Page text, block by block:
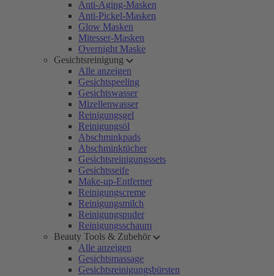
Anti-Aging-Masken
Anti-Pickel-Masken
Glow Masken
Mitesser-Masken
Overnight Maske
Gesichtsreinigung
Alle anzeigen
Gesichtspeeling
Gesichtswasser
Mizellenwasser
Reinigungsgel
Reinigungsöl
Abschminkpads
Abschminktücher
Gesichtsreinigungssets
Gesichtsseife
Make-up-Entferner
Reinigungscreme
Reinigungsmilch
Reinigungspuder
Reinigungsschaum
Beauty Tools & Zubehör
Alle anzeigen
Gesichtsmassage
Gesichtsreinigungsbürsten